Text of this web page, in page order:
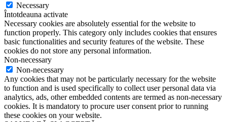
Necessary
Întotdeauna activate
Necessary cookies are absolutely essential for the website to
function properly. This category only includes cookies that ensures
basic functionalities and security features of the website. These
cookies do not store any personal information.
Non-necessary
Non-necessary
Any cookies that may not be particularly necessary for the website
to function and is used specifically to collect user personal data via
analytics, ads, other embedded contents are termed as non-necessary
cookies. It is mandatory to procure user consent prior to running
these cookies on your website.